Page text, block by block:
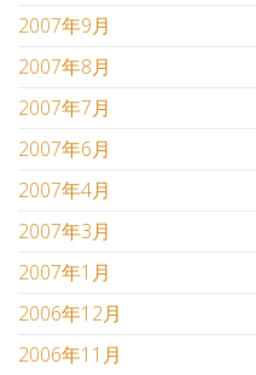
2007年9月
2007年8月
2007年7月
2007年6月
2007年4月
2007年3月
2007年1月
2006年12月
2006年11月